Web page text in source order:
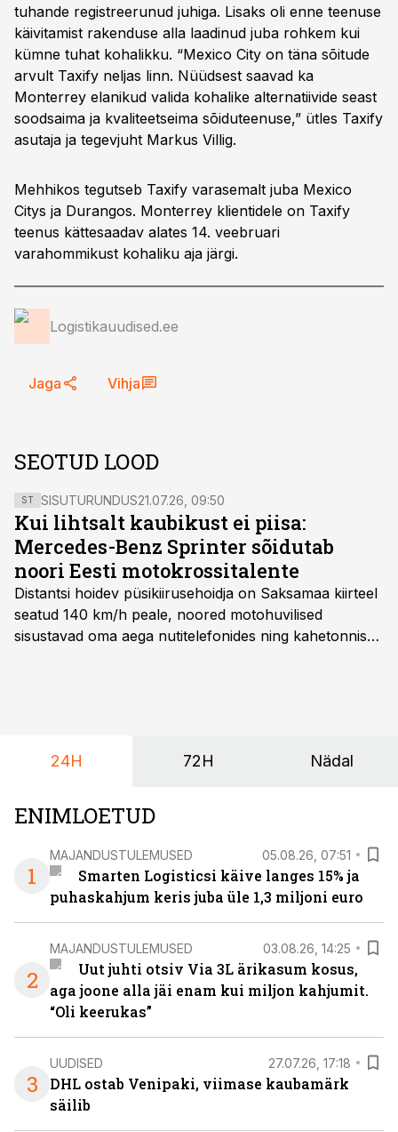
tuhande registreerunud juhiga. Lisaks oli enne teenuse
käivitamist rakenduse alla laadinud juba rohkem kui
kümne tuhat kohalikku. “Mexico City on täna sõitude
arvult Taxify neljas linn. Nüüdsest saavad ka
Monterrey elanikud valida kohalike alternatiivide seast
soodsaima ja kvaliteetseima sõiduteenuse,” ütles Taxify
asutaja ja tegevjuht Markus Villig.
Mehhikos tegutseb Taxify varasemalt juba Mexico
Citys ja Durangos. Monterrey klientidele on Taxify
teenus kättesaadav alates 14. veebruari
varahommikust kohaliku aja järgi.
Logistikauudised.ee
Jaga Vihja
SEOTUD LOOD
ST SISUTURUNDUS21.07.26, 09:50
Kui lihtsalt kaubikust ei piisa:
Mercedes-Benz Sprinter sõidutab
noori Eesti motokrossitalente
Distantsi hoidev püsikiirusehoidja on Saksamaa kiirteel
seatud 140 km/h peale, noored motohuvilised
sisustavad oma aega nutitelefonides ning kahetonnises
24H 72H Nädal
ENIMLOETUD
1
MAJANDUSTULEMUSED 05.08.26, 07:51
Smarten Logisticsi käive langes 15% ja
puhaskahjum keris juba üle 1,3 miljoni euro
2
MAJANDUSTULEMUSED 03.08.26, 14:25
Uut juhti otsiv Via 3L ärikasum kosus,
aga joone alla jäi enam kui miljon kahjumit.
“Oli keerukas”
3
UUDISED 27.07.26, 17:18
DHL ostab Venipaki, viimase kaubamärk
säilib